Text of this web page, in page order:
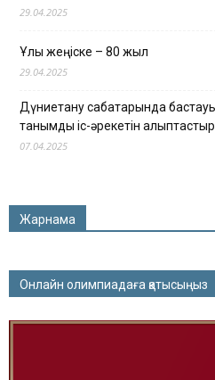
29.04.2025
Ұлы жеңіске – 80 жыл
29.04.2025
Дүниетану сабақтарында
танымдық іс-әрекетін
07.04.2025
Жарнама
Онлайн олимпиадаға қатысыңыз